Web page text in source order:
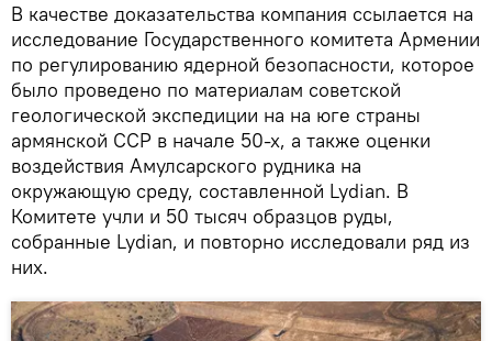
В качестве доказательства компания ссылается на
исследование Государственного комитета Армении
по регулированию ядерной безопасности, которое
было проведено по материалам советской
геологической экспедиции на на юге страны
армянской ССР в начале 50-х, а также оценки
воздействия Амулсарского рудника на
окружающую среду, составленной Lydian. В
Комитете учли и 50 тысяч образцов руды,
собранные Lydian, и повторно исследовали ряд из
них.